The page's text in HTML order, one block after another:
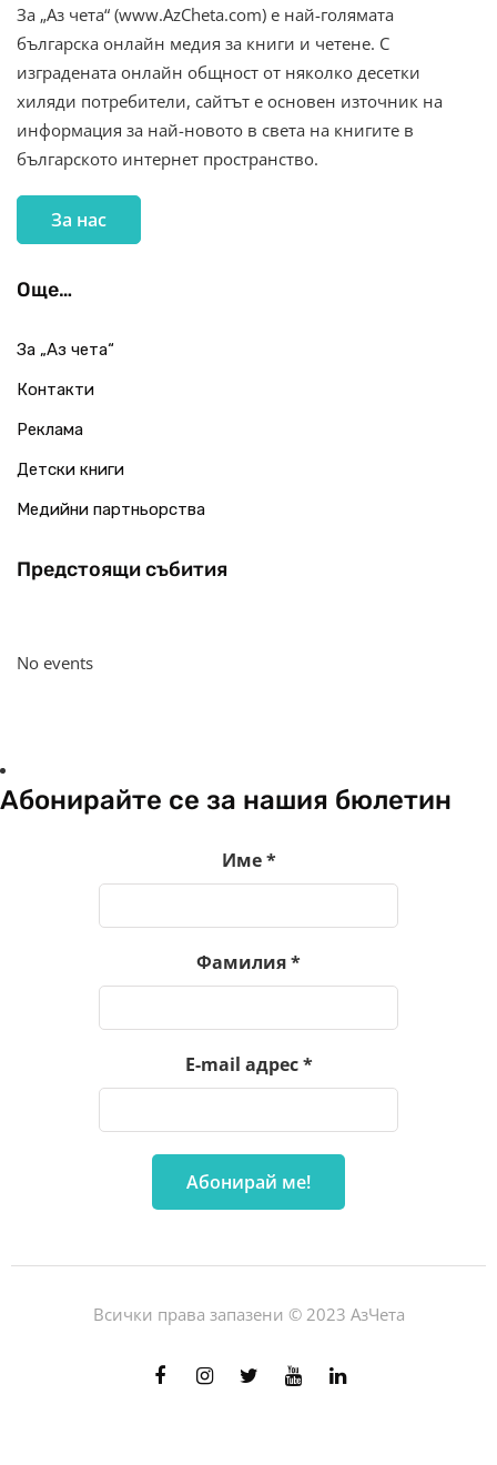
За „Аз чета“ (www.AzCheta.com) е най-голямата
българска онлайн медия за книги и четене. С
изградената онлайн общност от няколко десетки
хиляди потребители, сайтът е основен източник на
информация за най-новото в света на книгите в
българското интернет пространство.
За нас
Още…
За „Аз чета“
Контакти
Реклама
Детски книги
Медийни партньорства
Предстоящи събития
No events
Абонирайте се за нашия бюлетин
Име*
Фамилия*
E-mail адрес*
Всички права запазени © 2023 АзЧета